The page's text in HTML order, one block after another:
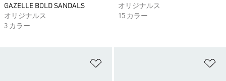
GAZELLE BOLD SANDALS
オリジナルス
3 カラー
オリジナルス
15 カラー